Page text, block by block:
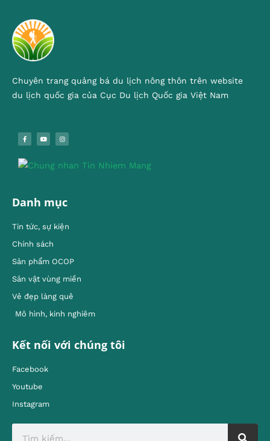
Chuyên trang quảng bá du lịch nông thôn trên website
du lịch quốc gia của Cục Du lịch Quốc gia Việt Nam
Danh mục
Tin tức, sự kiện
Chính sách
Sản phẩm OCOP
Sản vật vùng miền
Vẻ đẹp làng quê
Mô hình, kinh nghiêm
Kết nối với chúng tôi
Facebook
Youtube
Instagram